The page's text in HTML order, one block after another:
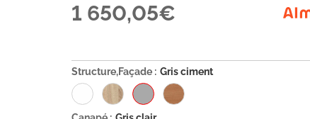
1 650,05€
Structure,Façade : Gris ciment